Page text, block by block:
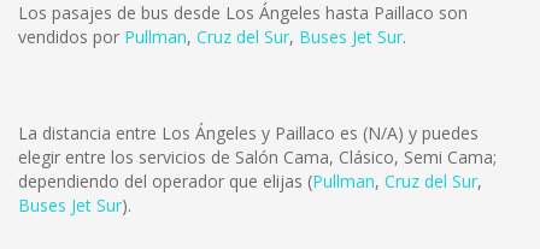
Los pasajes de bus desde Los Ángeles hasta Paillaco son
vendidos por Pullman, Cruz del Sur, Buses Jet Sur.
La distancia entre Los Ángeles y Paillaco es (N/A) y puedes
elegir entre los servicios de Salón Cama, Clásico, Semi Cama;
dependiendo del operador que elijas (Pullman, Cruz del Sur,
Buses Jet Sur).